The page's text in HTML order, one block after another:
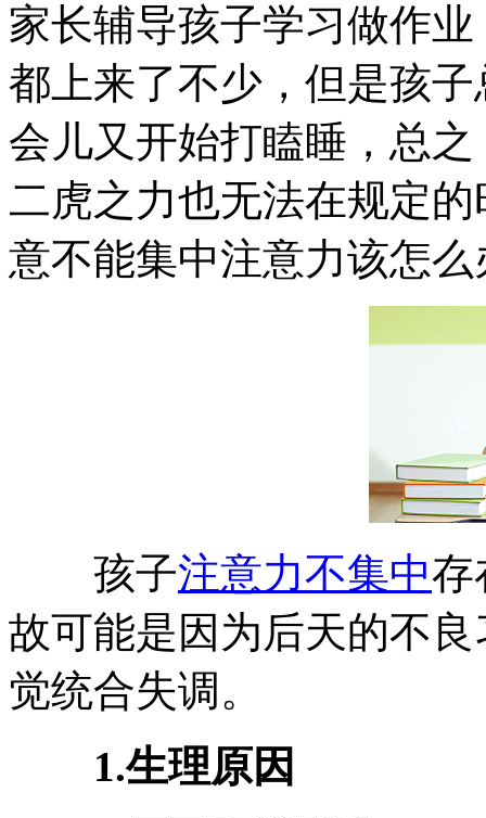
家长辅导孩子学习做作
都上来了不少，但是孩
会儿又开始打瞌睡，总
二虎之力也无法在规定
意不能集中注意力该怎么
孩子注意力不集中存
故可能是因为后天的不
觉统合失调。
1.生理原因